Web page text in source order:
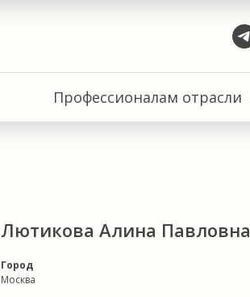
Профессионалам отрасли
Лютикова Алина Павловна
Город
Москва